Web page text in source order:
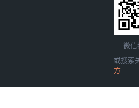
微信
或搜索
方